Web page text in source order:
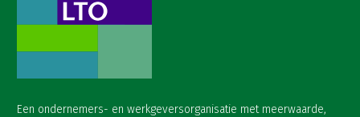
Een ondernemers- en werkgeversorganisatie met meerwaarde,